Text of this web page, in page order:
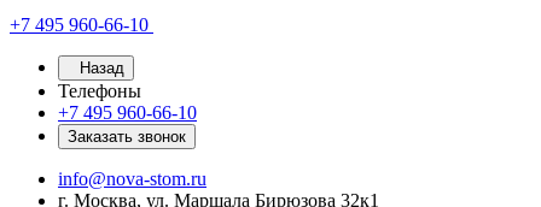
+7 495 960-66-10
Назад
Телефоны
+7 495 960-66-10
Заказать звонок
info@nova-stom.ru
г. Москва, ул. Маршала Бирюзова 32к1